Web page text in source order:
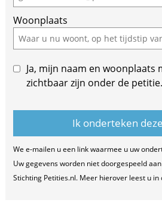
ignore
this
field
Woonplaats
Ja, mijn naam en woonplaats
zichtbaar zijn onder de petitie.
We e-mailen u een link waarmee u uw
Uw gegevens worden niet doorgespeeld
Stichting Petities.nl. Meer hierover leest u in